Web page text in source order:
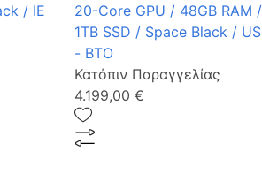
/ IE
20-Core GPU / 48GB RAM /
1TB SSD / Space Black / US
- BTO
Κατόπιν Παραγγελίας
4.199,00 €